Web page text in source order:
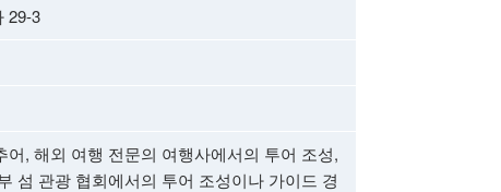
29-3
, 해외 여행 전문의 여행사에서의 투어 조성,
섬 관광 협회에서의 투어 조성이나 가이드 경